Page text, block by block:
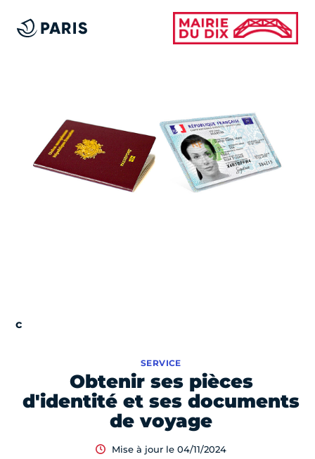
Obtenir ses pièces
d'identité et ses documents
de voyage
SERVICE
Mise à jour le 04/11/2024